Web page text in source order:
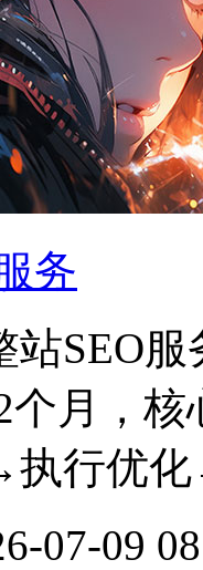
务
站SEO
个月，
行优
07-09